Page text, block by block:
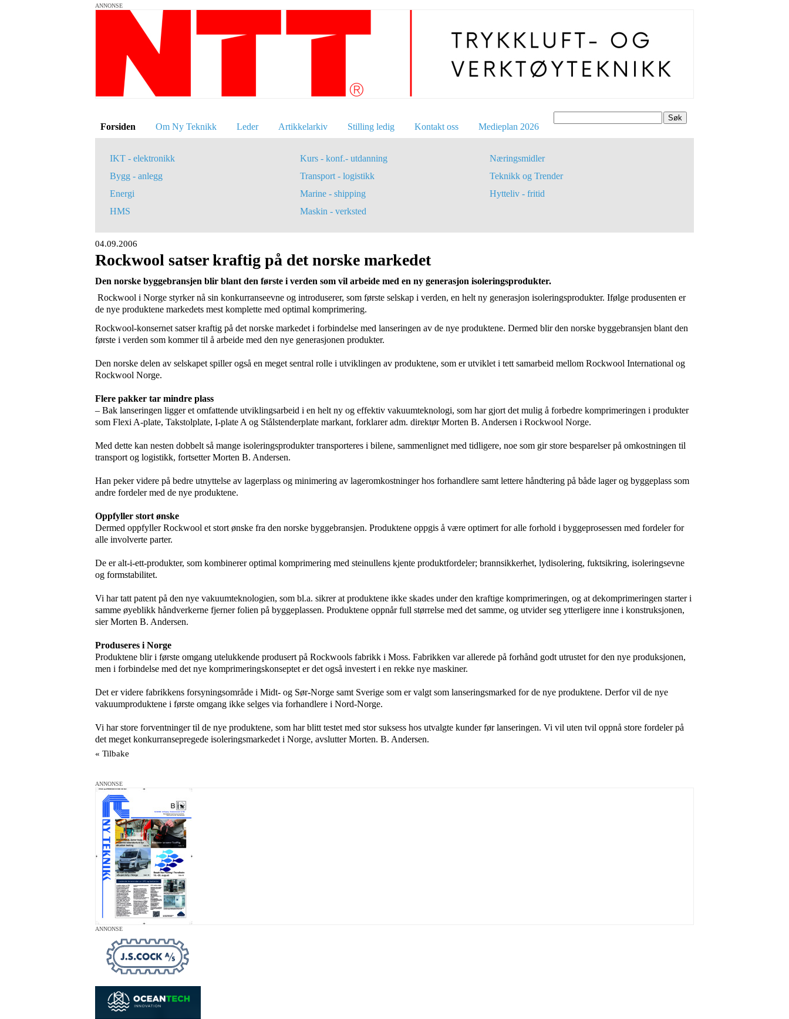
ANNONSE
Søk
Forsiden Om Ny Teknikk Leder Artikkelarkiv Stilling ledig Kontakt oss Medieplan 2026
IKT - elektronikk
Bygg - anlegg
Energi
HMS
Kurs - konf.- utdanning
Transport - logistikk
Marine - shipping
Maskin - verksted
Næringsmidler
Teknikk og Trender
Hytteliv - fritid
04.09.2006
Rockwool satser kraftig på det norske markedet
Den norske byggebransjen blir blant den første i verden som vil arbeide med en ny generasjon isoleringsprodukter.
Rockwool i Norge styrker nå sin konkurranseevne og introduserer, som første selskap i verden, en helt ny generasjon isoleringsprodukter. Ifølge produsenten er
de nye produktene markedets mest komplette med optimal komprimering.
Rockwool-konsernet satser kraftig på det norske markedet i forbindelse med lanseringen av de nye produktene. Dermed blir den norske byggebransjen blant den
første i verden som kommer til å arbeide med den nye generasjonen produkter.
Den norske delen av selskapet spiller også en meget sentral rolle i utviklingen av produktene, som er utviklet i tett samarbeid mellom Rockwool International og
Rockwool Norge.
Flere pakker tar mindre plass
– Bak lanseringen ligger et omfattende utviklingsarbeid i en helt ny og effektiv vakuumteknologi, som har gjort det mulig å forbedre komprimeringen i produkter
som Flexi A-plate, Takstolplate, I-plate A og Stålstenderplate markant, forklarer adm. direktør Morten B. Andersen i Rockwool Norge.
Med dette kan nesten dobbelt så mange isoleringsproduktertransporteres i bilene, sammenlignet med tidligere, noe som gir store besparelser på omkostningen til
transport og logistikk, fortsetter Morten B. Andersen.
Han peker videre på bedre utnyttelse av lagerplass og minimering av lageromkostninger hos forhandlere samt lettere håndtering på både lager og byggeplass som
andre fordeler med de nye produktene.
Oppfyller stort ønske
Dermed oppfyller Rockwool et stort ønske fra den norske byggebransjen. Produktene oppgis å være optimert for alle forhold i byggeprosessen med fordeler for
alle involverte parter.
De er alt-i-ett-produkter, som kombinerer optimal komprimering med steinullens kjente produktfordeler; brannsikkerhet, lydisolering, fuktsikring, isoleringsevne
og formstabilitet.
Vi har tatt patent på den nye vakuumteknologien, som bl.a. sikrer at produktene ikke skades under den kraftige komprimeringen, og at dekomprimeringen starter i
samme øyeblikk håndverkerne fjerner folien på byggeplassen. Produktene oppnår full størrelse med det samme, og utvider seg ytterligere inne i konstruksjonen,
sierMorten B. Andersen.
Produseres i Norge
Produktene blir i første omgang utelukkende produsert på Rockwools fabrikk i Moss. Fabrikken var allerede på forhånd godt utrustet for den nye produksjonen,
men i forbindelse med det nye komprimeringskonseptet er det også investert i en rekke nye maskiner.
Det er videre fabrikkens forsyningsområde i Midt- og Sør-Norge samt Sverige som er valgt som lanseringsmarked for de nye produktene. Derfor vil de nye
vakuumproduktene i første omgang ikke selges via forhandlere i Nord-Norge.
Vi har store forventninger til de nye produktene, som har blitt testet med stor suksess hos utvalgte kunder før lanseringen. Vi vil uten tvil oppnå store fordeler på
det meget konkurransepregede isoleringsmarkedet i Norge, avslutter Morten. B. Andersen.
« Tilbake
ANNONSE
ANNONSE